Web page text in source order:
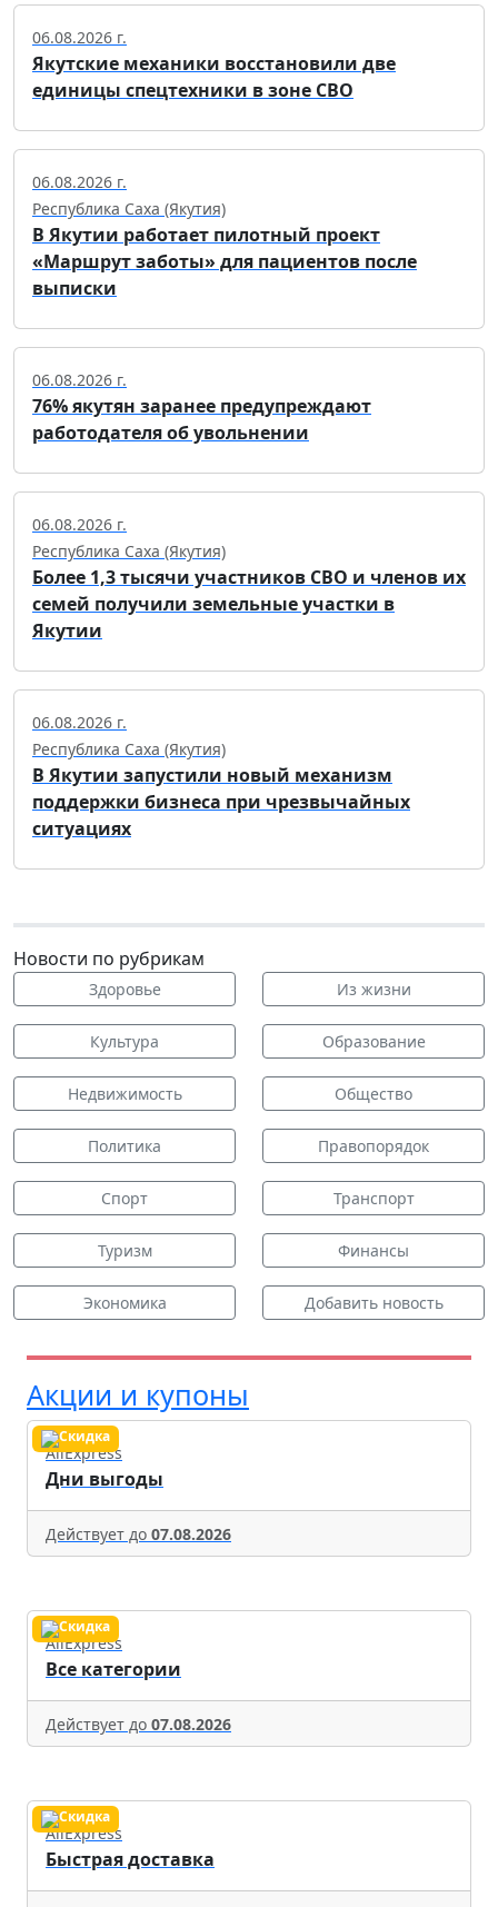
06.08.2026 г.
Якутские механики восстановили две
единицы спецтехники в зоне СВО
06.08.2026 г.
Республика Саха (Якутия)
В Якутии работает пилотный проект
«Маршрут заботы» для пациентов после
выписки
06.08.2026 г.
76% якутян заранее предупреждают
работодателя об увольнении
06.08.2026 г.
Республика Саха (Якутия)
Более 1,3 тысячи участников СВО и членов их
семей получили земельные участки в
Якутии
06.08.2026 г.
Республика Саха (Якутия)
В Якутии запустили новый механизм
поддержки бизнеса при чрезвычайных
ситуациях
Новости по рубрикам
Здоровье Из жизни
Культура Образование
Недвижимость Общество
Политика Правопорядок
Спорт Транспорт
Туризм Финансы
Экономика Добавить новость
Акции и купоны
AliExpress
Дни выгоды
Действует до 07.08.2026
AliExpress
Все категории
Действует до 07.08.2026
AliExpress
Быстрая доставка